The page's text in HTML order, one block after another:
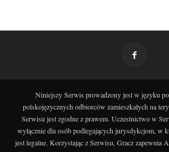
Niniejszy Serwis prowadzony jest w języku
polskojęzycznych odbiorców zamieszkałych na
Serwisu jest zgodne z prawem. Uczestnictwo w
wyłącznie dla osób podlegających jurysdykcjom, w
jest legalne. Korzystając z Serwisu, Gracz zapewnia